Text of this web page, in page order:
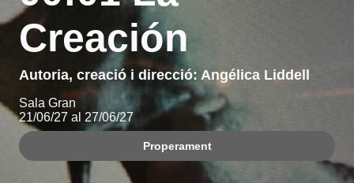
Creación
Autoria, creació i direcció: Angélica Liddell
Sala Gran
21/06/27 al 27/06/27
Properament